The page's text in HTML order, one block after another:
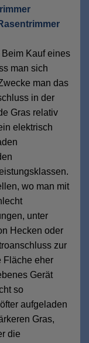
Beim Kauf eines
man sich
man das
in der
Gras relativ
elektrisch
wo man mit
unter
Hecken oder
zur
Fläche eher
Gerät
so
aufgeladen
Gras,
die